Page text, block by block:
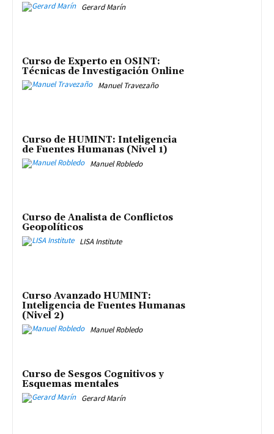
Gerard Marín
Curso de Experto en OSINT:
Técnicas de Investigación Online
Manuel Travezaño
Curso de HUMINT: Inteligencia
de Fuentes Humanas (Nivel 1)
Manuel Robledo
Curso de Analista de Conflictos
Geopolíticos
LISA Institute
Curso Avanzado HUMINT:
Inteligencia de Fuentes Humanas
(Nivel 2)
Manuel Robledo
Curso de Sesgos Cognitivos y
Esquemas mentales
Gerard Marín